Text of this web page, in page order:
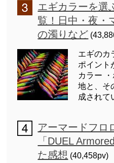
エギカラーを選
覧！日中・夜・
の濁りなど
エギのカ
ポイント
カラー
地と、そ
成されて
アーマードフロ
「DUEL
た感想 (40,458pv)